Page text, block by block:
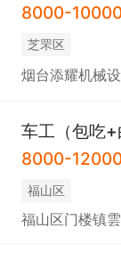
8000-
芝罘区
烟台添耀机械
车工（包吃+
8000-
福山区
福山区门楼镇